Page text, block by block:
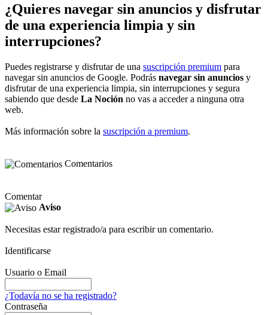
¿Quieres navegar sin anuncios y disfrutar
de una experiencia limpia y sin
interrupciones?
Puedes registrarse y disfrutar de una suscripción premium para
navegar sin anuncios de Google. Podrás navegar sin anuncios y
disfrutar de una experiencia limpia, sin interrupciones y segura
sabiendo que desde La Noción no vas a acceder a ninguna otra
web.
Más información sobre la suscripción a premium.
Comentarios
Comentar
Aviso
Necesitas estar registrado/a para escribir un comentario.
Identificarse
Usuario o Email
¿Todavía no se ha registrado?
Contraseña